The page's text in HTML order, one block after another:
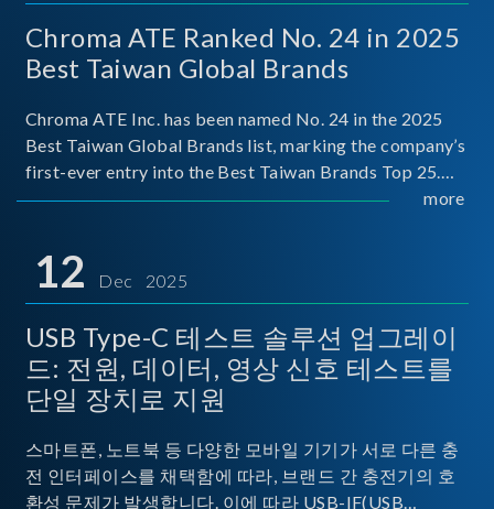
Chroma ATE Ranked No. 24 in 2025
Best Taiwan Global Brands
Chroma ATE Inc. has been named No. 24 in the 2025
Best Taiwan Global Brands list, marking the company’s
first-ever entry into the Best Taiwan Brands Top 25.
This recognition represents a significant milestone for
more
12 Dec 2025
USB Type-C 테스트 솔루션 업그레이
드: 전원, 데이터, 영상 신호 테스트를
단일 장치로 지원
스마트폰, 노트북 등 다양한 모바일 기기가 서로 다른 충
전 인터페이스를 채택함에 따라, 브랜드 간 충전기의 호
환성 문제가 발생합니다. 이에 따라 USB-IF(USB